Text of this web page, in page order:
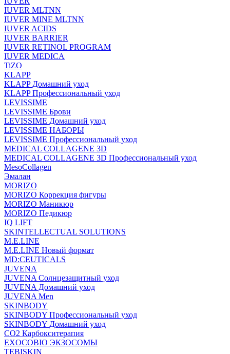
IUVER MLTNN
IUVER MINE MLTNN
IUVER ACIDS
IUVER BARRIER
IUVER RETINOL PROGRAM
IUVER MEDICA
TiZO
KLAPP
KLAPP Домашний уход
KLAPP Профессиональный уход
LEVISSIME
LEVISSIME Брови
LEVISSIME Домашний уход
LEVISSIME НАБОРЫ
LEVISSIME Профессиональный уход
MEDICAL COLLAGENE 3D
MEDICAL COLLAGENE 3D Профессиональный уход
MesoCollagen
Эмалан
MORIZO
MORIZO Коррекция фигуры
MORIZO Маникюр
MORIZO Педикюр
IQ LIFT
SKINTELLECTUAL SOLUTIONS
M.E.LINE
M.E.LINE Новый формат
MD:CEUTICALS
JUVENA
JUVENA Солнцезащитный уход
JUVENA Домашний уход
JUVENA Men
SKINBODY
SKINBODY Профессиональный уход
SKINBODY Домашний уход
CO2 Карбокситерапия
EXOCOBIO ЭКЗОСОМЫ
TEBISKIN